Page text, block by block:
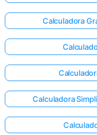
Calculadora
Calculadora